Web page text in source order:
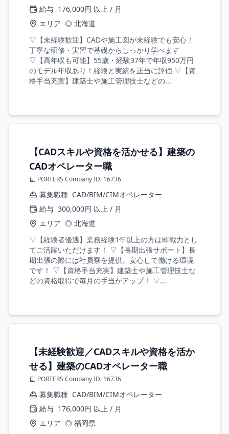
給与 176,000円 以上 / 月
エリア ◎ 北海道
▽【未経験歓迎】CADや施工図が未経験でも安心！
丁寧な研修・実習で基礎からしっかり学べます
▽【高年収も可能】55歳・経験37年で年収950万円
のモデル年収あり！経験と実績を正当に評価 ▽【資
格手当充実】建築士や施工管理技士などの...
【CADスキルや資格を活かせる】建築の
CADオペレーター職
PORTERS Company ID: 16736
募集職種 CAD/BIM/CIMオペレーター
給与 300,000円 以上 / 月
エリア ◎ 北海道
▽【経験者優遇】業務経験1年以上の方は即戦力とし
てご活躍いただけます！ ▽【長期出張サポート】長
期出張の際には社員寮を提供。安心して働ける環境
です！ ▽【資格手当充実】建築士や施工管理技士な
どの資格取得で毎月の手当がアップ！ ▽...
【未経験歓迎／CADスキルや資格を活か
せる】建築のCADオペレーター職
PORTERS Company ID: 16736
募集職種 CAD/BIM/CIMオペレーター
給与 176,000円 以上 / 月
エリア ◎ 福岡県